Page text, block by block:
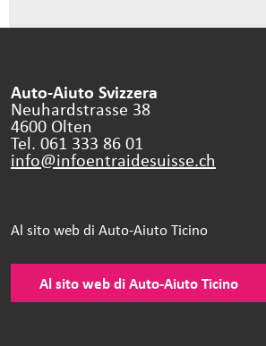
Auto-Aiuto Svizzera
Neuhardstrasse 38
4600 Olten
Tel. 061 333 86 01
info@infoentraidesuisse.ch
Al sito web di Auto-Aiuto Ticino
Al sito web di Auto-Aiuto Ticino